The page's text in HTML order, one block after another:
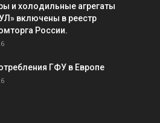
и холодильные агрегаты
включены в реестр
России.
ГФУ в Европе